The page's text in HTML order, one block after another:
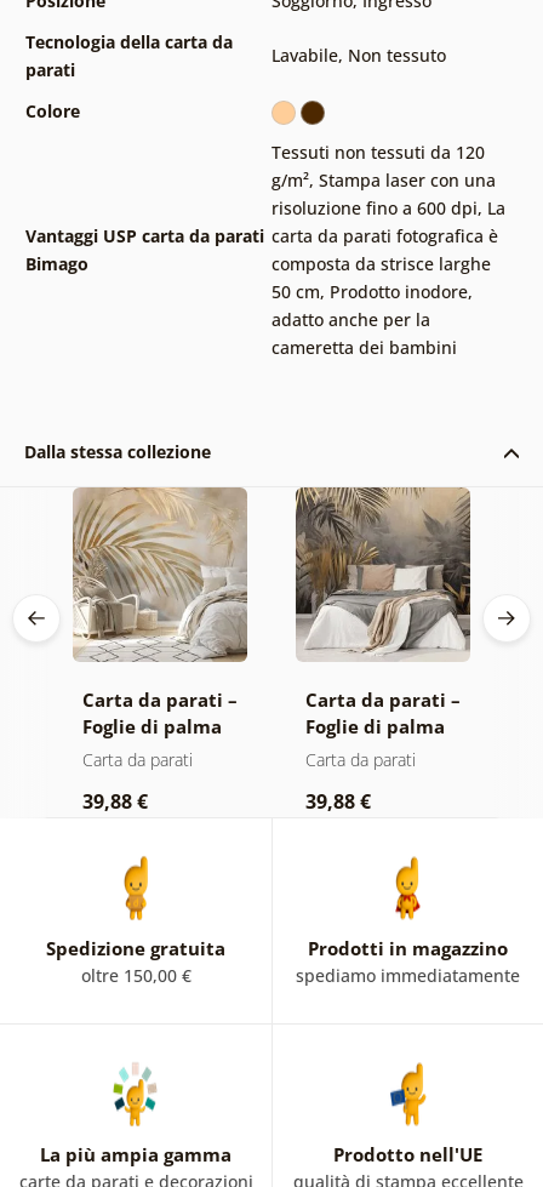
Tecnologia della carta da
parati
Lavabile, Non tessuto
Colore
Vantaggi USP carta da parati
Bimago
Tessuti non tessuti da 120
g/m², Stampa laser con una
risoluzione fino a 600 dpi, La
carta da parati fotografica è
composta da strisce larghe
50 cm, Prodotto inodore,
adatto anche per la
cameretta dei bambini
Dalla stessa collezione
Carta da parati –
Foglie di palma
dorate su sfondo
Carta da parati
39,88 €
Carta da parati –
Foglie di palma
nella giungla
Carta da parati
39,88 €
Spedizione gratuita
oltre 150,00 €
Prodotti in magazzino
spediamo immediatamente
La più ampia gamma
carte da parati e decorazioni
Prodotto nell'UE
qualità di stampa eccellente